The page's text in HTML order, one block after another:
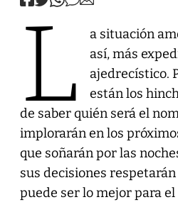
L
a situación
así, más
ajedrecístico.
están los
de saber quién será el
implorarán en los
que soñarán por las
sus decisiones
puede ser lo mejor para el